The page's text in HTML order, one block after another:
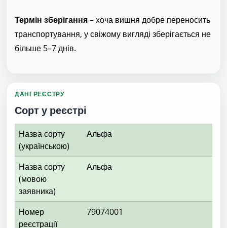
Термін зберігання– хоча вишня добре переносить
транспортування, у свіжому вигляді зберігається не
більше 5–7 днів.
ДАНІ РЕЄСТРУ
Сорт у реєстрі
Назва сорту
(українською)
Альфа
Назва сорту
(мовою
заявника)
Альфа
Номер
реєстрації
79074001